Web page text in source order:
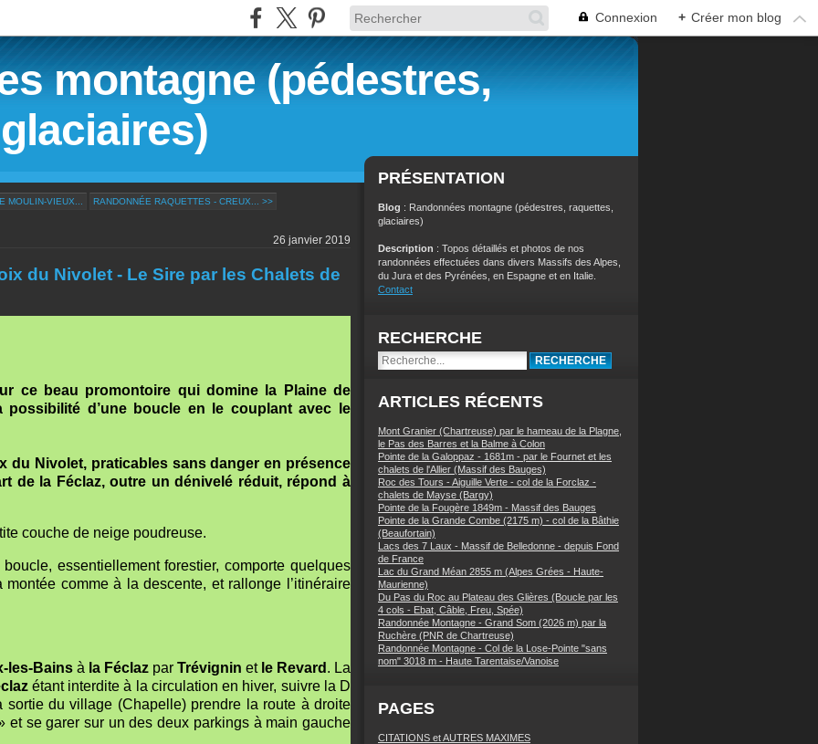
Connexion + Créer mon blog
montagne (pédestres,
MOULIN-VIEUX... RANDONNÉE RAQUETTES - CREUX... >>
26 janvier 2019
du Nivolet - Le Sire par les Chalets de
ce beau promontoire qui domine la Plaine de
possibilité d’une boucle en le couplant avec le
du Nivolet, praticables sans danger en présence
de la Féclaz, outre un dénivelé réduit, répond à
couche de neige poudreuse.
essentiellement forestier, comporte quelques
comme à la descente, et rallonge l’itinéraire
les-Bains à la Féclaz par Trévignin et le Revard . La
étant interdite à la circulation en hiver, suivre la D
sortie du village (Chapelle) prendre la route à droite
et se garer sur un des deux parkings à main gauche
PRÉSENTATION
Blog : Randonnées montagne (pédestres, raquettes,
glaciaires)
Description : Topos détaillés et photos de nos
randonnées effectuées dans divers Massifs des Alpes,
du Jura et des Pyrénées, en Espagne et en Italie.
Contact
RECHERCHE
ARTICLES RÉCENTS
Mont Granier (Chartreuse) par le hameau de la Plagne,
le Pas des Barres et la Balme à Colon
Pointe de la Galoppaz - 1681m - par le Fournet et les
chalets de l'Allier (Massif des Bauges)
Roc des Tours - Aiguille Verte - col de la Forclaz -
chalets de Mayse (Bargy)
Pointe de la Fougère 1849m - Massif des Bauges
Pointe de la Grande Combe (2175 m) - col de la Bâthie
(Beaufortain)
Lacs des 7 Laux - Massif de Belledonne - depuis Fond
de France
Lac du Grand Méan 2855 m (Alpes Grées - Haute-
Maurienne)
Du Pas du Roc au Plateau des Glières (Boucle par les
4 cols - Ebat, Câble, Freu, Spée)
Randonnée Montagne - Grand Som (2026 m) par la
Ruchère (PNR de Chartreuse)
Randonnée Montagne - Col de la Lose-Pointe "sans
nom" 3018 m - Haute Tarentaise/Vanoise
PAGES
CITATIONS et AUTRES MAXIMES